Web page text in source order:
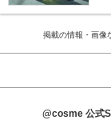
掲載の情報・画像
@cosme 公式